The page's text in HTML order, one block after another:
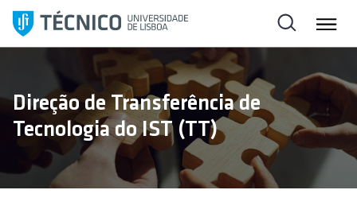
i
t
Direção de Transferência de
Tecnologia do IST (TT)